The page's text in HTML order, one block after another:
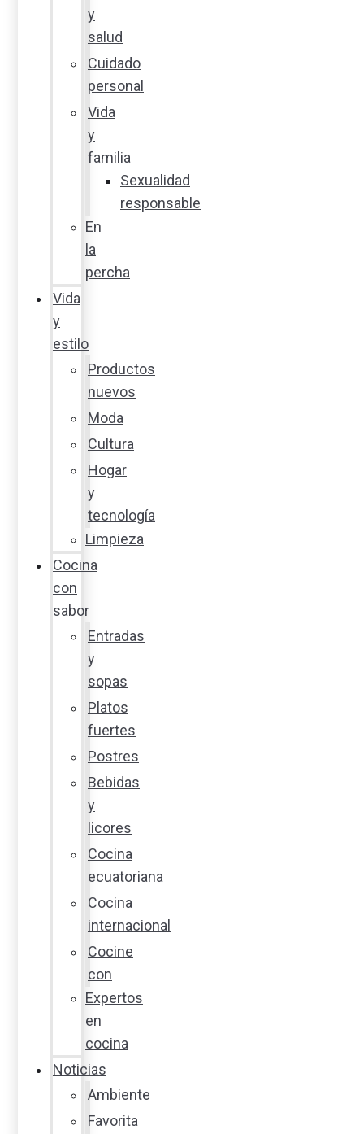
y
salud
Cuidado
personal
Vida
y
familia
Sexualidad
responsable
En
la
percha
Vida
y
estilo
Productos
nuevos
Moda
Cultura
Hogar
y
tecnología
Limpieza
Cocina
con
sabor
Entradas
y
sopas
Platos
fuertes
Postres
Bebidas
y
licores
Cocina
ecuatoriana
Cocina
internacional
Cocine
con
Expertos
en
cocina
Noticias
Ambiente
Favorita